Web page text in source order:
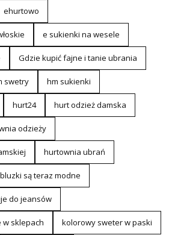
ehurtowo
e sukienki na wesele
Gdzie kupić fajne i tanie ubrania
swetry hm sukienki
hurt24 hurt odzież damska
odzieży
hurtownia ubrań
są teraz modne
do jeansów
w sklepach kolorowy sweter w paski